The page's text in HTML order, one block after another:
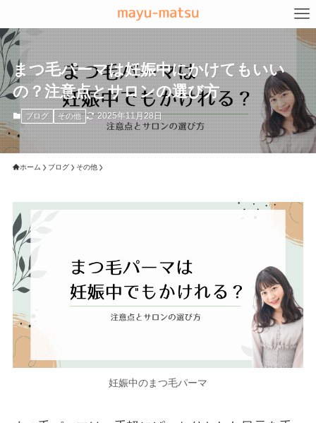
まつ毛パーマは妊娠中にかけてもいい
の？注意点とサロンの選び方
ブログ その他 2025年11月28日
ホーム ブログ その他
妊娠中のまつ毛パーマ